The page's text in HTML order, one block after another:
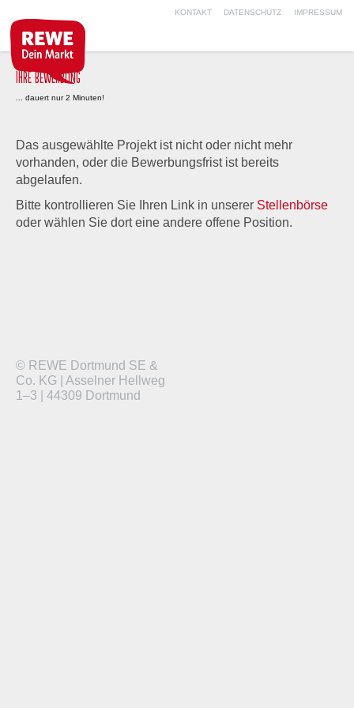
KONTAKT DATENSCHUTZ IMPRESSUM
IHRE BEWERBUNG
... dauert nur 2 Minuten!
Das ausgewählte Projekt ist nicht oder nicht mehr
vorhanden, oder die Bewerbungsfrist ist bereits
abgelaufen.
Bitte kontrollieren Sie Ihren Link in unserer Stellenbörse
oder wählen Sie dort eine andere offene Position.
© REWE Dortmund SE &
Co. KG | Asselner Hellweg
1–3 | 44309 Dortmund